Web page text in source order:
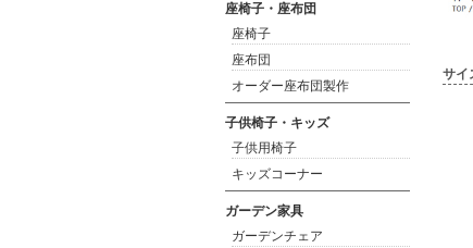
サイ
座椅子・座布団
座椅子
座布団
オーダー座布団製作
子供椅子・キッズ
子供用椅子
キッズコーナー
ガーデン家具
ガーデンチェア